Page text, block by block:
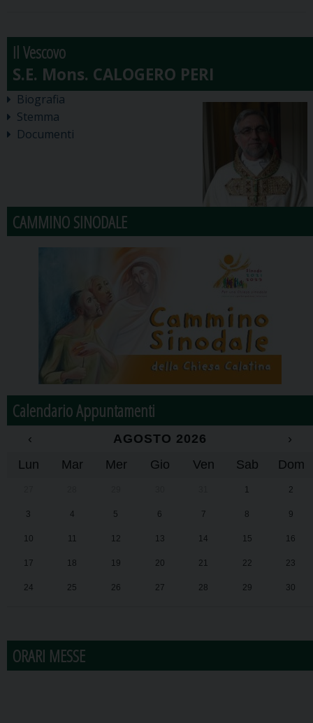
Il Vescovo
Biografia
Stemma
Documenti
CAMMINO SINODALE
Calendario Appuntamenti
‹ AGOSTO 2026
›
Lun
Mar Mer Gio Ven Sab Dom
1 2
3 4 5 6 7 8 9
10 11 12 13 14 15 16
17 18 19 20 21 22 23
24 25 26 27 28 29 30
ORARI MESSE